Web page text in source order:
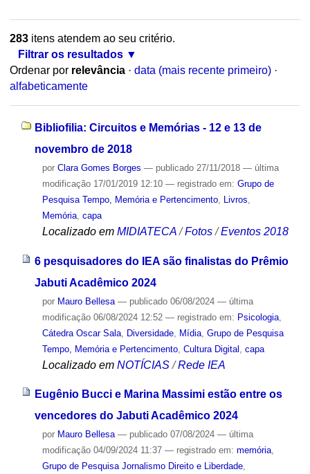
283itens atendem ao seu critério.
Filtrar os resultados
Ordenar por relevância · data (mais recente primeiro) ·
alfabeticamente
Bibliofilia: Circuitos e Memórias - 12 e 13 de
novembro de 2018
por Clara Gomes Borges — publicado27/11/2018 — última
modificação17/01/2019 12:10 — registrado em: Grupo de
Pesquisa Tempo, Memória e Pertencimento, Livros
Memória, capa
Localizado em MIDIATECA /Fotos /Eventos 2018
6 pesquisadores do IEA são finalistas do Prêmio
Jabuti Acadêmico 2024
por Mauro Bellesa — publicado06/08/2024 — última
modificação06/08/2024 12:52 — registrado em: Psicologia,
Cátedra Oscar Sala, Diversidade, Mídia, Grupo de Pesquisa
Tempo, Memória e Pertencimento, Cultura Digital capa
Localizado em NOTÍCIAS /Rede IEA
Eugênio Bucci e Marina Massimi estão entre os
vencedores do Jabuti Acadêmico 2024
por Mauro Bellesa — publicado07/08/2024 — última
modificação04/09/2024 11:37 — registrado em: memória,
Grupo de Pesquisa Jornalismo Direito e Liberdade,